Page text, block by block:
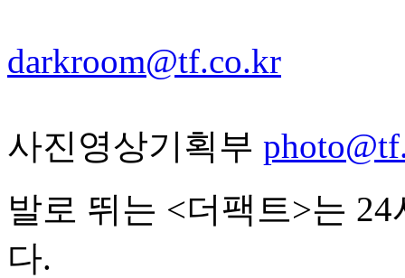
darkroom@tf.co.kr
사진영상기획부
발로 뛰는 <더팩트>는
다.